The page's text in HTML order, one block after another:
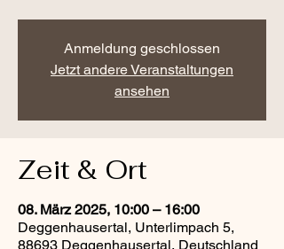
Anmeldung geschlossen
Jetzt andere Veranstaltungen
ansehen
Zeit & Ort
08. März 2025, 10:00 – 16:00
Deggenhausertal, Unterlimpach 5,
88693 Deggenhausertal, Deutschland